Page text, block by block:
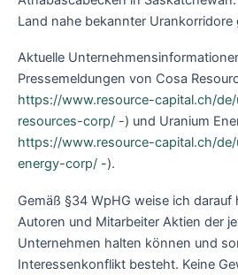
Land nahe bekannter
Aktuelle
Pressemeldungen von Cosa
https://www.resource-capital.ch/
resources-corp/ -) und Uranium
https://www.resource-capital.ch/
energy-corp/ -).
Gemäß §34 WpHG weise ich darauf
Autoren und Mitarbeiter Aktien der
Unternehmen halten können und
Interessenkonflikt besteht. Keine